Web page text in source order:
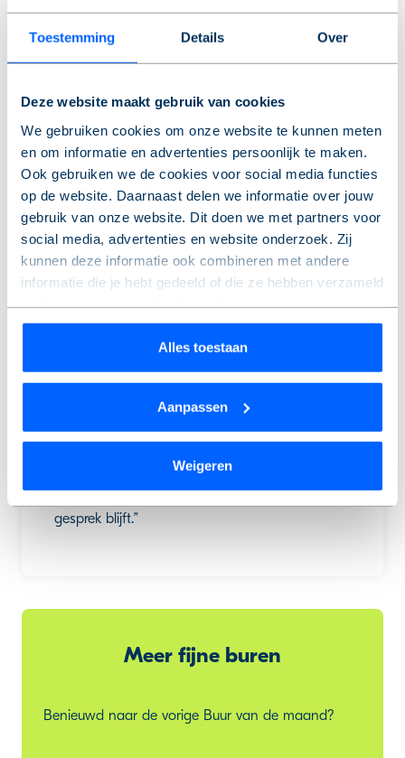
Toestemming Details Over
Deze website maakt gebruik van cookies
We gebruiken cookies om onze website te kunnen meten
en om informatie en advertenties persoonlijk te maken.
Ook gebruiken we de cookies voor social media functies
op de website. Daarnaast delen we informatie over jouw
gebruik van onze website. Dit doen we met partners voor
social media, advertenties en website onderzoek. Zij
kunnen deze informatie ook combineren met andere
informatie die je hebt gedeeld of die ze hebben verzameld
Wil je je keuze aanpassen of je toestemming intrekken?
Dat kan op elk moment via de link ‘cookieverklaring’
We werken samen met9 derdendie uw gegevens
Alles toestaan
Aanpassen
Weigeren
Welk moment zal je niet snel
vergeten?
“Een oudere buurvrouw belde mij laatst huilend
vond het fijn dat ze mij wist te vinden. Ik
probeer dan mee te denken en te kijken wat ik
buren. Laatst wilde een andere buurvrouw
Surinaams koken voor mij en mijn dochter,
omdat ze dankbaar is dat ik problemen in het
Dat raakt me wel. Ik geloof dat er echt iets kan
gesprek blijft.”
Meer fijne buren
Benieuwd naar de vorige Buur van de maand?